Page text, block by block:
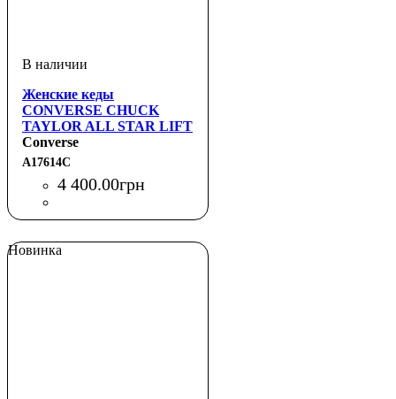
Женские кеды
CONVERSE CHUCK
TAYLOR ALL STAR LIFT
HI RETRO FLORAL
BLACK
Converse
A17614C
4 400.00грн
Новинка